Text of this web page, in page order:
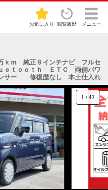
お気に入り 閲覧履歴 メニュー
ｋｍ 純正９インチナビ フルセ
ｅｔｏｏｔｈ ＥＴＣ 両側パワ
サー 修復歴なし 本土仕入れ
1 /47